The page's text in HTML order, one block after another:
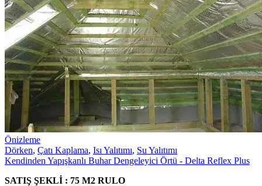
Önizleme
Dörken, Çatı Kaplama, Isı Yalıtımı, Su Yalıtımı
Kendinden Yapışkanlı Buhar Dengeleyici Örtü - Delta Reflex Plus
SATIŞ ŞEKLİ : 75 M2 RULO